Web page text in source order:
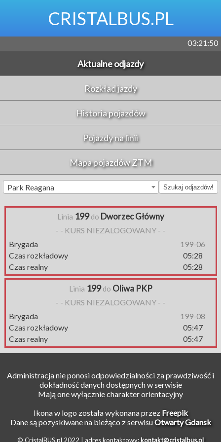
CRISTALBUS.PL
03:21:50
Aktualne odjazdy
Rozkład jazdy
Historia pojazdów
Pojazdy na linii
Mapa pojazdów ZTM
Park Reagana Szukaj odjazdów!
Linia 199do Dworzec Główny
- - KURS NIEZALOGOWANY - -
Brygada
199-06
Czas rozkładowy
05:28
Czas realny
05:28
Linia 199do Oliwa PKP
- - KURS NIEZALOGOWANY - -
Brygada
199-08
Czas rozkładowy
05:47
Czas realny
05:47
Administracja nie ponosi odpowiedzialności za prawdziwość i
dokładność danych dostępnych w serwisie
Mają one wyłącznie charakter orientacyjny
Ikona w logo została wykonana przez Freepik
Dane są pozyskiwane na bieżąco z serwisuOtwarty Gdansk
© CristalBUS.pl 2022 | adres kontaktowy: kontakt@cristalbus.pl